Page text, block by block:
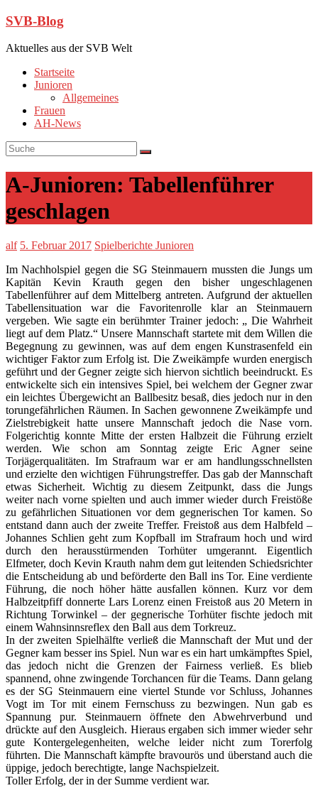
SVB-Blog
Aktuelles aus der SVB Welt
Startseite
Junioren
Allgemeines
Frauen
AH-News
A-Junioren: Tabellenführer
geschlagen
alf 5. Februar 2017 Spielberichte Junioren
Im Nachholspiel gegen die SG Steinmauern mussten die Jungs um
Kapitän Kevin Krauth gegen den bisher ungeschlagenen
Tabellenführer auf dem Mittelberg antreten. Aufgrund der aktuellen
Tabellensituation war die Favoritenrolle klar an Steinmauern
vergeben. Wie sagte ein berühmter Trainer jedoch: „ Die Wahrheit
liegt auf dem Platz.“ Unsere Mannschaft startete mit dem Willen die
Begegnung zu gewinnen, was auf dem engen Kunstrasenfeld ein
wichtiger Faktor zum Erfolg ist. Die Zweikämpfe wurden energisch
geführt und der Gegner zeigte sich hiervon sichtlich beeindruckt. Es
entwickelte sich ein intensives Spiel, bei welchem der Gegner zwar
ein leichtes Übergewicht an Ballbesitz besaß, dies jedoch nur in den
torungefährlichen Räumen. In Sachen gewonnene Zweikämpfe und
Zielstrebigkeit hatte unsere Mannschaft jedoch die Nase vorn.
Folgerichtig konnte Mitte der ersten Halbzeit die Führung erzielt
werden. Wie schon am Sonntag zeigte Eric Agner seine
Torjägerqualitäten. Im Strafraum war er am handlungsschnellsten
und erzielte den wichtigen Führungstreffer. Das gab der Mannschaft
etwas Sicherheit. Wichtig zu diesem Zeitpunkt, dass die Jungs
weiter nach vorne spielten und auch immer wieder durch Freistöße
zu gefährlichen Situationen vor dem gegnerischen Tor kamen. So
entstand dann auch der zweite Treffer. Freistoß aus dem Halbfeld –
Johannes Schlien geht zum Kopfball im Strafraum hoch und wird
durch den herausstürmenden Torhüter umgerannt. Eigentlich
Elfmeter, doch Kevin Krauth nahm dem gut leitenden Schiedsrichter
die Entscheidung ab und beförderte den Ball ins Tor. Eine verdiente
Führung, die noch höher hätte ausfallen können. Kurz vor dem
Halbzeitpfiff donnerte Lars Lorenz einen Freistoß aus 20 Metern in
Richtung Torwinkel – der gegnerische Torhüter fischte jedoch mit
einem Wahnsinnsreflex den Ball aus dem Torkreuz.
In der zweiten Spielhälfte verließ die Mannschaft der Mut und der
Gegner kam besser ins Spiel. Nun war es ein hart umkämpftes Spiel,
das jedoch nicht die Grenzen der Fairness verließ. Es blieb
spannend, ohne zwingende Torchancen für die Teams. Dann gelang
es der SG Steinmauern eine viertel Stunde vor Schluss, Johannes
Vogt im Tor mit einem Fernschuss zu bezwingen. Nun gab es
Spannung pur. Steinmauern öffnete den Abwehrverbund und
drückte auf den Ausgleich. Hieraus ergaben sich immer wieder sehr
gute Kontergelegenheiten, welche leider nicht zum Torerfolg
führten. Die Mannschaft kämpfte bravourös und überstand auch die
üppige, jedoch berechtigte, lange Nachspielzeit.
Toller Erfolg, der in der Summe verdient war.